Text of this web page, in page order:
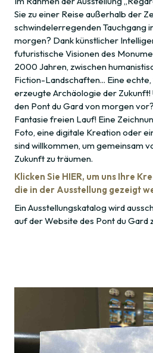
Sie zu einer Reise außerhalb der
schwindelerregenden Tauchgang
morgen? Dank künstlicher
futuristische Visionen des
2000 Jahren, zwischen
Fiction-Landschaften... Eine
erzeugte Archäologie der Zukunft!
den Pont du Gard von morgen
Fantasie freien Lauf! Eine
Foto, eine digitale Kreation oder
sind willkommen, um gemeinsam
Zukunft zu träumen.
Klicken Sie HIER, um uns Ihre
die in der Ausstellung gezeigt
Ein Ausstellungskatalog wird
auf der Website des Pont du Gard